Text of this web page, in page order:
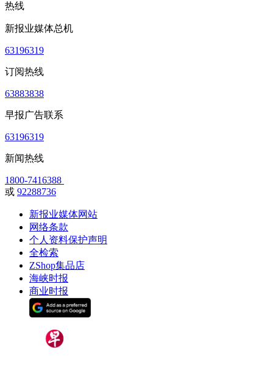
热线
新报业媒体总机
63196319
订阅热线
63883838
早报广告联系
63196319
新闻热线
1800-7416388
或 92288736
新报业媒体网站
网络条款
个人资料保护声明
全检索
ZShop集品店
海峡时报
商业时报